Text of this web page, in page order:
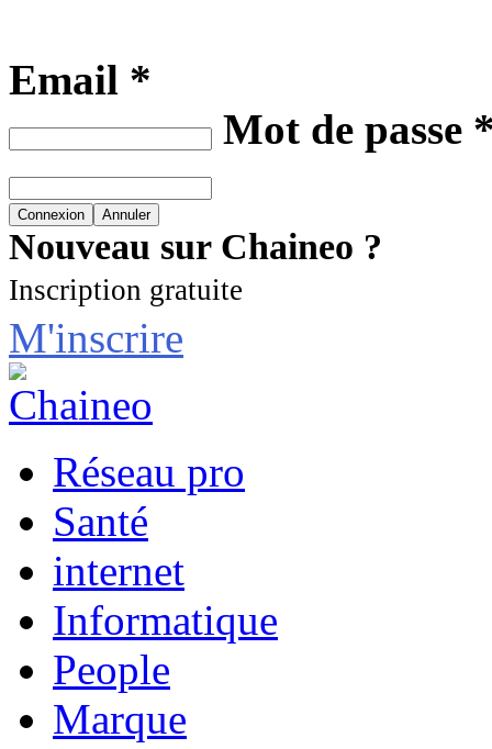
Email *
Mot de passe
Nouveau sur Chaineo ?
Inscription gratuite
M'inscrire
Réseau pro
Santé
internet
Informatique
People
Marque